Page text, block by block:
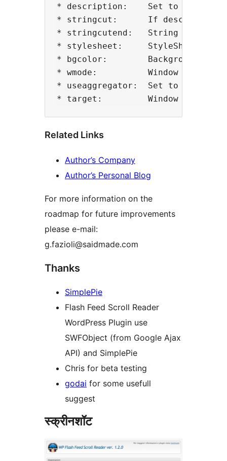
* description:    Set to "1" for
* stringcut:      If description is
* stringcutend:   String to
* stylesheet:     StyleSheet URL
* bgcolor:        Background color
* wmode:          Window Mode for
* useaggregator:  Set to '1' for
Related Links
Author’s Company
Author’s Personal Blog
For more information on the
roadmap for future improvements
please e-mail:
g.fazioli@saidmade.com
Thanks
SimplePie
Flash Feed Scroll Reader
WordPress Plugin use
SWFObject (from Google Ajax
API) and SimplePie
Chris for beta testing
godai for some usefull
suggest
स्क्रीनशॉट